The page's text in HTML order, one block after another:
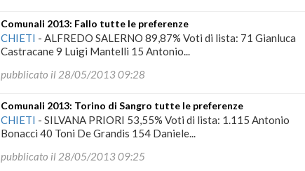
Comunali 2013: Fallo tutte le preferenze
CHIETI - ALFREDO SALERNO 89,87% Voti di lista: 71 Gianluca
Castracane 9 Luigi Mantelli 15 Antonio...
pubblicato il 28/05/2013 09:28
Comunali 2013: Torino di Sangro tutte le preferenze
CHIETI - SILVANA PRIORI 53,55% Voti di lista: 1.115 Antonio
Bonacci 40 Toni De Grandis 154 Daniele...
pubblicato il 28/05/2013 09:25